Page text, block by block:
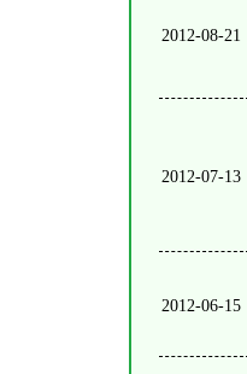
2012-08-21
2012-07-13
2012-06-15